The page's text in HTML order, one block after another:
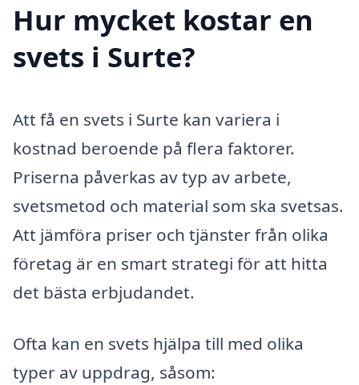
Hur mycket kostar en
svets i Surte?
Att få en svets i Surte kan variera i
kostnad beroende på flera faktorer.
Priserna påverkas av typ av arbete,
svetsmetod och material som ska svetsas.
Att jämföra priser och tjänster från olika
företag är en smart strategi för att hitta
det bästa erbjudandet.
Ofta kan en svets hjälpa till med olika
typer av uppdrag, såsom: